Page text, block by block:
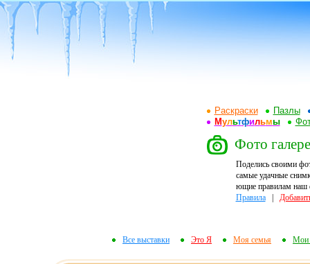
Раскраски
Пазлы
Мультфильмы
Фото
Поделись своими
самые удачные
ющие правилам наш
Правила|
Все выставки Это Я Моя семья Мои